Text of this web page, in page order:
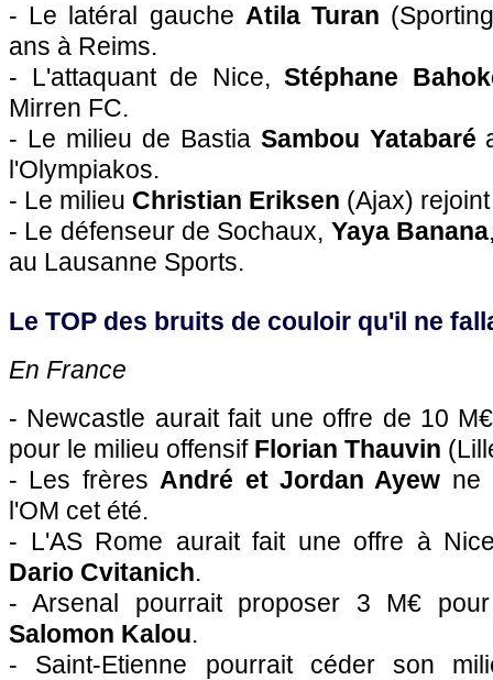
- Le latéral gauche Atila Turan
ans à Reims.
- L'attaquant de Nice,Stéphane
Mirren FC.
- Le milieu de Bastia Sambou Yatabaré
l'Olympiakos.
- Le milieu Christian Eriksen (Ajax)
- Le défenseur de Sochaux, Yaya Banana
au Lausanne Sports.
Le TOP des bruits de couloir qu'il ne
En France
- Newcastle aurait fait une offre de 10
pour le milieu offensif Florian Thauvin (
- Les frères André et Jordan Ayew ne
l'OM cet été.
- L'AS Rome aurait fait une offre à
Dario Cvitanich.
- Arsenal pourrait proposer 3 M€
Salomon Kalou.
- Saint-Etienne pourrait céder son